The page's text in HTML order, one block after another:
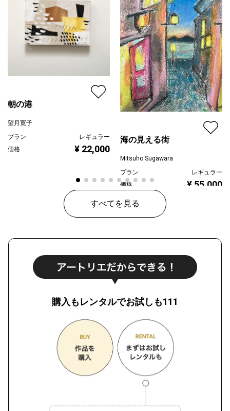
朝の港
望月寛子
プラン
レギュラー
価格
¥ 22,000
海の見える街
Mitsuho Sugawara
プラン
レギュラー
価格
¥ 55,000
すべてを見る
購入もレンタルでお試しも111